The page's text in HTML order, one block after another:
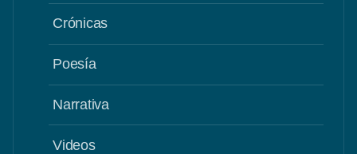
Crónicas
Poesía
Narrativa
Videos